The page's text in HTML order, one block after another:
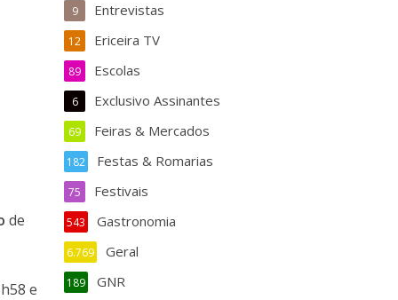
de
e
Entrevistas
9
Ericeira TV
12
Escolas
89
Exclusivo Assinantes
6
Feiras & Mercados
69
Festas & Romarias
182
Festivais
75
Gastronomia
543
Geral
6.769
GNR
189